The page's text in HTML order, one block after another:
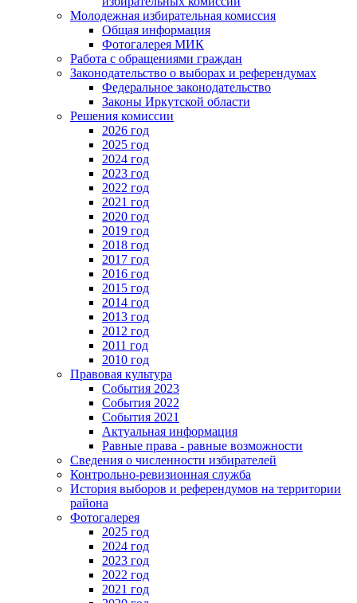
Молодежная избирательная комиссия
Общая информация
Фотогалерея МИК
Работа с обращениями граждан
Законодательство о выборах и референдумах
Федеральное законодательство
Законы Иркутской области
Решения комиссии
2026 год
2025 год
2024 год
2023 год
2022 год
2021 год
2020 год
2019 год
2018 год
2017 год
2016 год
2015 год
2014 год
2013 год
2012 год
2011 год
2010 год
Правовая культура
События 2023
События 2022
События 2021
Актуальная информация
Равные права - равные возможности
Сведения о численности избирателей
Контрольно-ревизионная служба
История выборов и референдумов на территории
района
Фотогалерея
2025 год
2024 год
2023 год
2022 год
2021 год